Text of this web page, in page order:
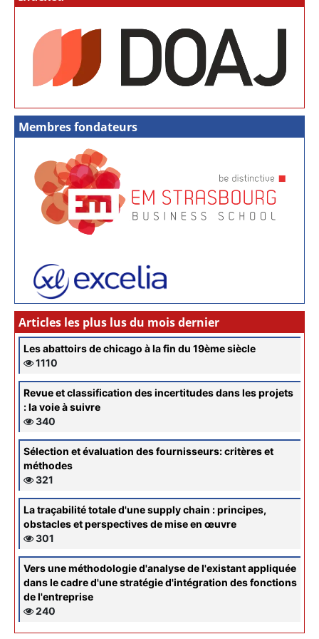
Membres fondateurs
Articles les plus lus du mois dernier
Les abattoirs de chicago à la fin du 19ème siècle
1110
Revue et classification des incertitudes dans les projets
: la voie à suivre
340
Sélection et évaluation des fournisseurs: critères et
méthodes
321
La traçabilité totale d'une supply chain : principes,
obstacles et perspectives de mise en œuvre
301
Vers une méthodologie d'analyse de l'existant appliquée
dans le cadre d'une stratégie d'intégration des fonctions
de l'entreprise
240